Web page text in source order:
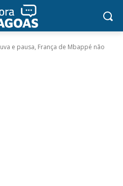
e pausa, França de Mbappé não